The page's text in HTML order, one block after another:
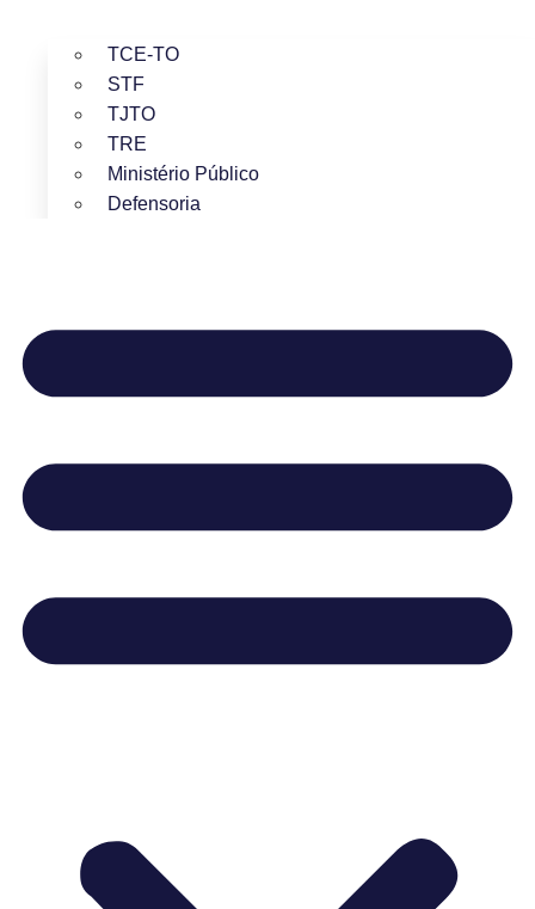
TCE-TO
STF
TJTO
TRE
Ministério Público
Defensoria